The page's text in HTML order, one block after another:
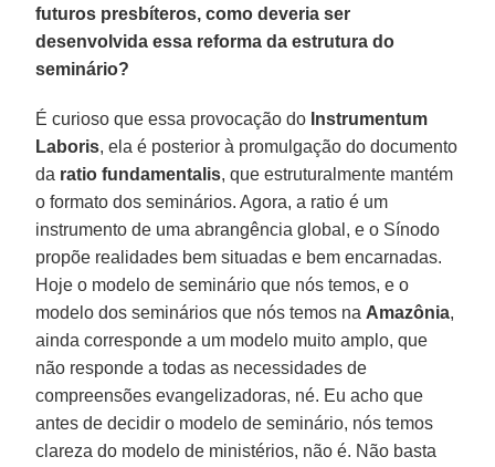
futuros presbíteros, como deveria ser
desenvolvida essa reforma da estrutura do
seminário?
É curioso que essa provocação do Instrumentum
Laboris, ela é posterior à promulgação do documento
da ratio fundamentalis, que estruturalmente mantém
o formato dos seminários. Agora, a ratio é um
instrumento de uma abrangência global, e o Sínodo
propõe realidades bem situadas e bem encarnadas.
Hoje o modelo de seminário que nós temos, e o
modelo dos seminários que nós temos na Amazônia,
ainda corresponde a um modelo muito amplo, que
não responde a todas as necessidades de
compreensões evangelizadoras, né. Eu acho que
antes de decidir o modelo de seminário, nós temos
clareza do modelo de ministérios, não é. Não basta